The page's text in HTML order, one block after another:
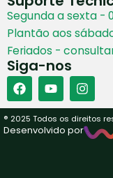
Segunda a sexta -
Plantão aos
Feriados -
Siga-nos
® 2025 Todos os direitos
Desenvolvido por